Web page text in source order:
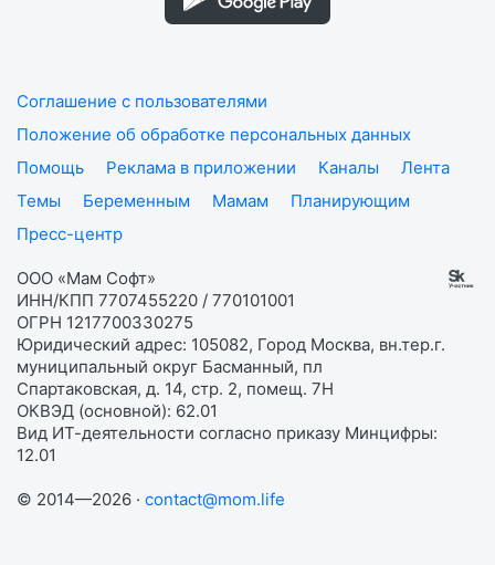
Соглашение с пользователями
Положение об обработке персональных данных
Помощь
Реклама в приложении Каналы
Лента
Темы
Беременным Мамам
Планирующим
Пресс-центр
ООО «Мам Софт»
ИНН/КПП 7707455220 / 770101001
ОГРН 1217700330275
Юридический адрес: 105082, Город Москва, вн.тер.г.
муниципальный округ Басманный, пл
Спартаковская, д. 14, стр. 2, помещ. 7Н
ОКВЭД (основной): 62.01
Вид ИТ-деятельности согласно приказу Минцифры:
12.01
© 2014—2026 · contact@mom.life